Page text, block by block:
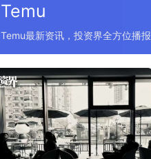
Temu
Temu最新资讯，投资界全方位播